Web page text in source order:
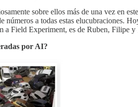
sobre ellos más de una vez en
números a todas estas elucubraciones.
Experiment, es de Ruben, Filipe y
por AI?